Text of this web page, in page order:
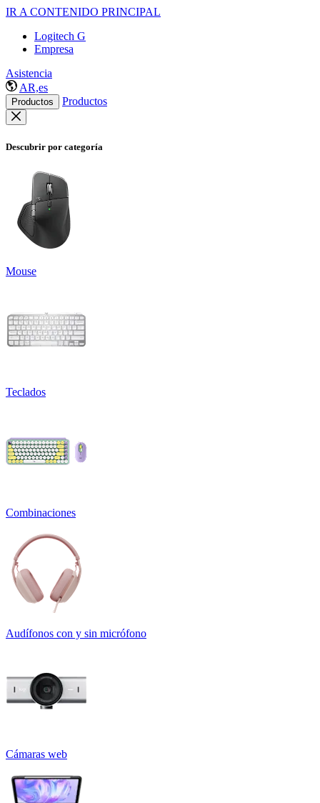
IR A CONTENIDO PRINCIPAL
Logitech G
Empresa
Asistencia
AR,es
Productos Productos
Descubrir por categoría
Mouse
Teclados
Combinaciones
Audífonos con y sin micrófono
Cámaras web